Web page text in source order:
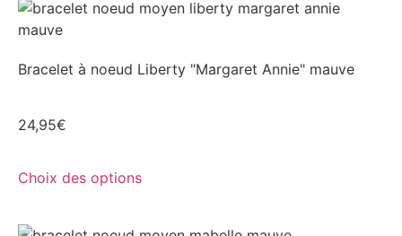
Bracelet à noeud Liberty "Margaret Annie" mauve
24,95€
Choix des options